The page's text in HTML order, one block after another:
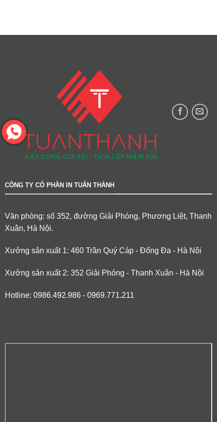
CÔNG TY CỔ PHẦN IN TUẤN THÀNH
Văn phòng: số 352, đường Giải Phóng, Phương Liệt, Thanh
Xuân, Hà Nội.
Xưởng sản xuất 1: 460 Trần Quý Cáp - Đống Đa - Hà Nội
Xưởng sản xuất 2: 352 Giải Phóng - Thanh Xuân - Hà Nội
Hotline: 0986.492.986 - 0969.771.211